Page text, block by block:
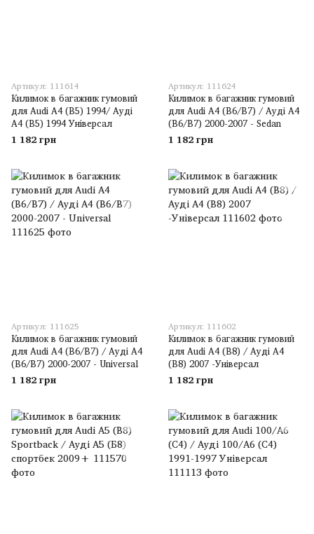
Артикул: 111614
Килимок в багажник гумовий
для Audi A4 (B5) 1994/ Ауді
A4 (B5) 1994 Універсал
1 182 грн
Артикул: 111624
Килимок в багажник гумовий
для Audi A4 (B6/B7) / Ауді A4
(B6/B7) 2000-2007 - Sedan
1 182 грн
Артикул: 111625
Килимок в багажник гумовий
для Audi A4 (B6/B7) / Ауді A4
(B6/B7) 2000-2007 - Universal
1 182 грн
Артикул: 111602
Килимок в багажник гумовий
для Audi A4 (B8) / Ауді A4
(B8) 2007 -Універсал
1 182 грн